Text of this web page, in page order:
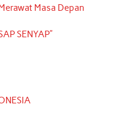
t
e
u
b
Masa Depan
SENYAP”